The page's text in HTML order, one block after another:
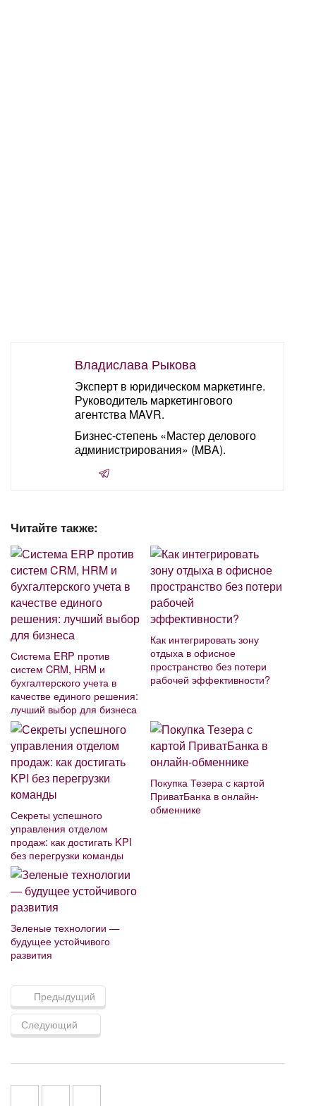
Владислава Рыкова
Эксперт в юридическом маркетинге.
Руководитель маркетингового
агентства MAVR.
Бизнес-степень «Мастер делового
администрирования» (MBA).
Читайте также:
Система ERP против
систем CRM, HRM и
бухгалтерского учета в
качестве единого решения:
лучший выбор для бизнеса
Как интегрировать зону
отдыха в офисное
пространство без потери
рабочей эффективности?
Секреты успешного
управления отделом
продаж: как достигать KPI
без перегрузки команды
Покупка Тезера с картой
ПриватБанка в онлайн-
обменнике
Зеленые технологии —
будущее устойчивого
развития
Предыдущий
Следующий